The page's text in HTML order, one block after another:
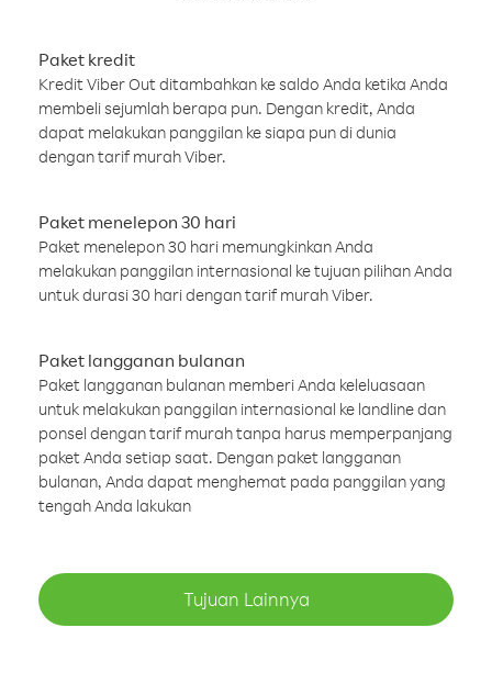
Paket kredit
Kredit Viber Out ditambahkan ke saldo Anda ketika Anda
membeli sejumlah berapa pun. Dengan kredit, Anda
dapat melakukan panggilan ke siapa pun di dunia
dengan tarif murah Viber.
Paket menelepon 30 hari
Paket menelepon 30 hari memungkinkan Anda
melakukan panggilan internasional ke tujuan pilihan Anda
untuk durasi 30 hari dengan tarif murah Viber.
Paket langganan bulanan
Paket langganan bulanan memberi Anda keleluasaan
untuk melakukan panggilan internasional ke landline dan
ponsel dengan tarif murah tanpa harus memperpanjang
paket Anda setiap saat. Dengan paket langganan
bulanan, Anda dapat menghemat pada panggilan yang
tengah Anda lakukan
Tujuan Lainnya